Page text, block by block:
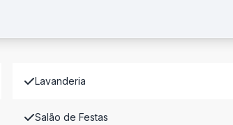
Lavanderia
Salão de Festas